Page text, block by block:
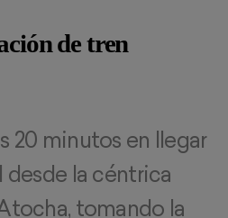
de tren
20 minutos en llegar
desde la céntrica
tomando la